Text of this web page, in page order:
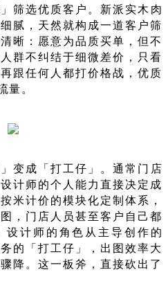
筛选优质客户。新派实木肉
腻，天然就构成一道客户筛
晰：愿意为品质买单，但不
群不纠结于细微差价，只看
跟任何人都打价格战，优质
。
变成「打工仔」。通常门店
计师的个人能力直接决定成
米计价的模块化定制体系，
，门店人员甚至客户自己都
设计师的角色从主导创作的
的「打工仔」，出图效率大
降。这一板斧，直接砍出了